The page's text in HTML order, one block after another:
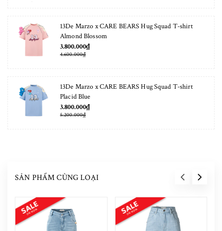
13De Marzo x CARE BEARS Hug Squad T-shirt
Almond Blossom
3.800.000₫
4.600.000₫
13De Marzo x CARE BEARS Hug Squad T-shirt
Placid Blue
3.800.000₫
5.200.000₫
SẢN PHẨM CÙNG LOẠI